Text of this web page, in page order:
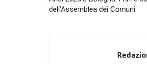
dell’Assemblea dei Comuni